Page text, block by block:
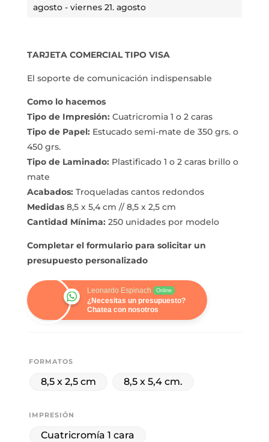
agosto - viernes 21. agosto
TARJETA COMERCIAL TIPO VISA
El soporte de comunicación indispensable
Como lo hacemos
Tipo de Impresión: Cuatricromia 1 o 2 caras
Tipo de Papel: Estucado semi-mate de 350 grs. o
450 grs.
Tipo de Laminado: Plastificado 1 o 2 caras brillo o
mate
Acabados: Troqueladas cantos redondos
Medidas 8,5 x 5,4 cm // 8,5 x 2,5 cm
Cantidad Mínima: 250 unidades por modelo
Completar el formulario para solicitar un
presupuesto personalizado
Leonardo Espinach Online
¿Necesitas un presupuesto?
Chatea con nosotros
FORMATOS
8,5 x 2,5 cm 8,5 x 5,4 cm.
IMPRESIÓN
Cuatricromía 1 cara